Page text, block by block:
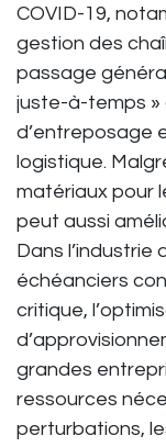
COVID-19,
gestion des
passage
juste-à-temps »
d’entreposage
logistique.
matériaux pour
peut aussi
Dans l’industrie
échéanciers
critique,
grandes
ressources
perturbations,